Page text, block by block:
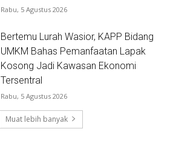
Rabu, 5 Agustus 2026
Bertemu Lurah Wasior, KAPP Bidang
UMKM Bahas Pemanfaatan Lapak
Kosong Jadi Kawasan Ekonomi
Tersentral
Rabu, 5 Agustus 2026
Muat lebih banyak